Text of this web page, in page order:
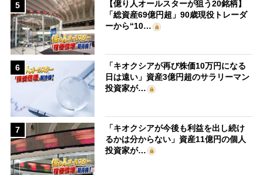
5
【億り人オールスターが狙う20銘柄】
「総資産69億円超」90歳現役トレーダ
ーから“10…
6
「キオクシアが再び株価10万円になる
日は遠い」資産3億円超のサラリーマン
投資家が…
7
「キオクシアが今後も利益を出し続け
るかは分からない」資産11億円の個人
投資家が…